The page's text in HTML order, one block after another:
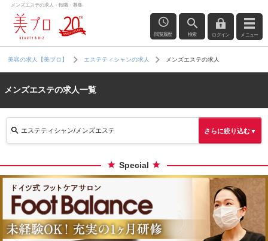
メンズエステの求人・転職・募集
閲覧履歴 検索 ログイン メニュー
美容の求人【美プロ】 エステティシャンの求人 メンズエステの求人
メンズエステの求人一覧
エステティシャン/メンズエステ さらに絞り込む▼
Special